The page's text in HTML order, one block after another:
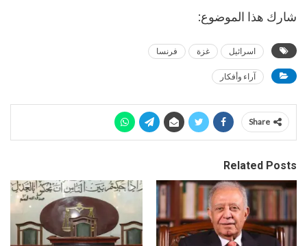
شارك هذا الموضوع:
اسرائيل غزة فرنسا
آراء وأفكار
Share
Related Posts